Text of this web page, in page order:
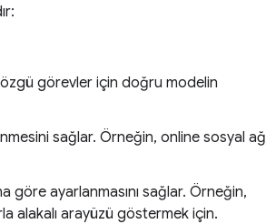
görevler için doğru modelin
sağlar. Örneğin, online sosyal ağ
göre ayarlanmasını sağlar. Örneğin,
alakalı arayüzü göstermek için.